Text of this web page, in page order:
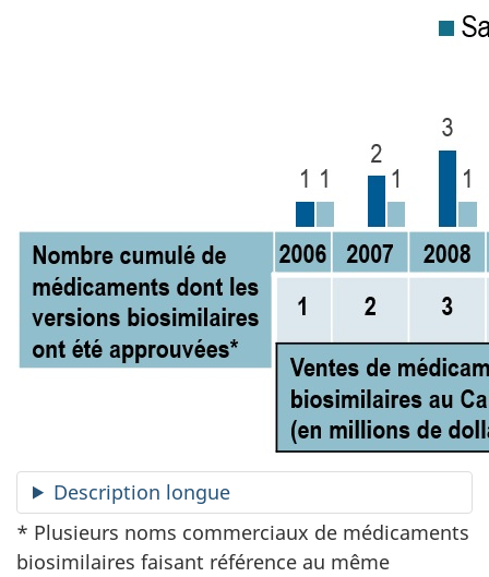
Description longue
* Plusieurs noms commerciaux de médicaments
biosimilaires faisant référence au même